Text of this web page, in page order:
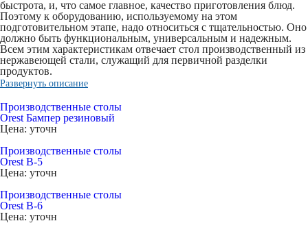
быстрота, и, что самое главное, качество приготовления блюд.
Поэтому к оборудованию, используемому на этом
подготовительном этапе, надо относиться с тщательностью. Оно
должно быть функциональным, универсальным и надежным.
Всем этим характеристикам отвечает стол производственный из
нержавеющей стали, служащий для первичной разделки
продуктов.
Развернуть описание
Производственные столы
Orest Бампер резиновый
Цена: уточн
Производственные столы
Orest В-5
Цена: уточн
Производственные столы
Orest В-6
Цена: уточн